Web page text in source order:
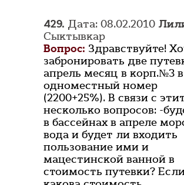
429. Дата: 08.02.2010
Сыктывкар
Вопрос: Здравствуйте!
забронировать две
апрель месяц в корп.№3 в
одноместный номер
(2200+25%). В связи с
несколько вопросов: -
в бассейнах в апреле
вода и будет ли входить
пользование ими и
мацестинской ванной в
стоимость путевки?